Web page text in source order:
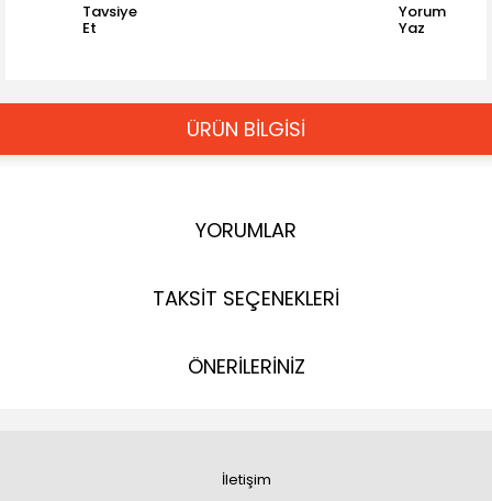
Tavsiye
Et
Yorum
Yaz
ÜRÜN BİLGİSİ
YORUMLAR
TAKSİT SEÇENEKLERİ
ÖNERİLERİNİZ
İletişim